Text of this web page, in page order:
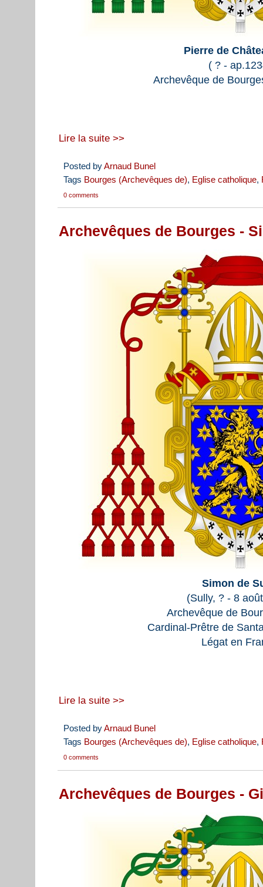
Pierre de
( ? -
Archevêque de
Lire la suite >>
Posted byArnaud Bunel
Tags Bourges (Archevêques de), Eglise catholique,
0 comments
Archevêques de Bourges -
Simon de
(Sully, ? - 8
Archevêque de
Cardinal-Prêtre de
Légat en
Lire la suite >>
Posted byArnaud Bunel
Tags Bourges (Archevêques de), Eglise catholique,
0 comments
Archevêques de Bourges -